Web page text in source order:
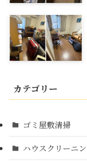
カテゴリー
ゴミ屋敷清掃
ハウスクリーニ